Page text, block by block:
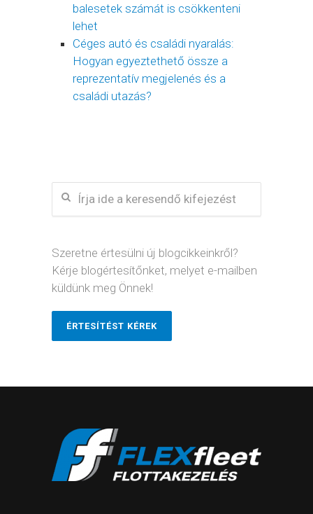
balesetek számát is csökkenteni
lehet
Céges autó és családi nyaralás:
Hogyan egyeztethető össze a
reprezentatív megjelenés és a
családi utazás?
Szeretne értesülni új blogcikkeinkről?
Kérje blogértesítőnket, melyet e-mailben
küldünk meg Önnek!
ÉRTESÍTÉST KÉREK